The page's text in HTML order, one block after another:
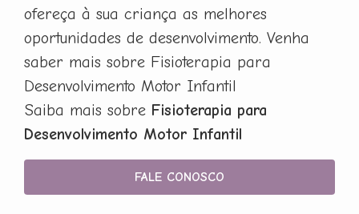
ofereça à sua criança as melhores
oportunidades de desenvolvimento. Venha
saber mais sobre Fisioterapia para
Desenvolvimento Motor Infantil
Saiba mais sobre Fisioterapia para
Desenvolvimento Motor Infantil
FALE CONOSCO